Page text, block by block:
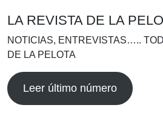
LA REVISTA DE LA
NOTICIAS, ENTREVISTAS…..
DE LA PELOTA
Leer último número